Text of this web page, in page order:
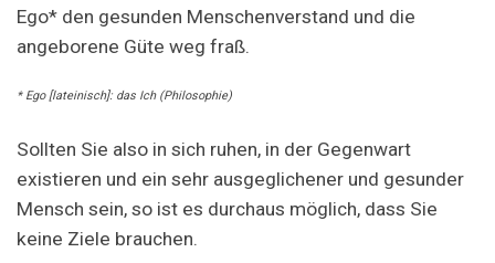
Ego* den gesunden Menschenverstand und die
angeborene Güte weg fraß.
* Ego [lateinisch]: das Ich (Philosophie)
Sollten Sie also in sich ruhen, in der Gegenwart
existieren und ein sehr ausgeglichener und gesunder
Mensch sein, so ist es durchaus möglich, dass Sie
keine Ziele brauchen.